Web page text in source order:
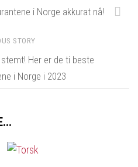
i Norge akkurat nå!
STORY
Her er de ti beste
i Norge i 2023